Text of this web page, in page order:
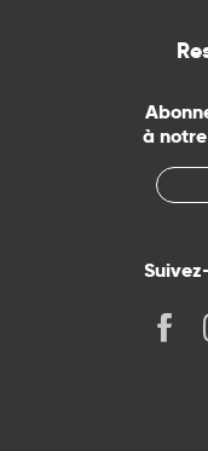
à notre